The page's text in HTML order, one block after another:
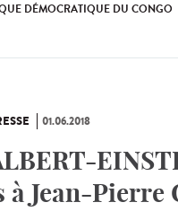
DÉMOCRATIQUE DU CONGO
01.06.2018
à Jean-Pierre